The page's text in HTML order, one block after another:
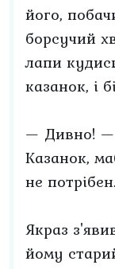
його,
борсучий
лапи
казанок, і
— Дивно! —
Казанок,
не
Якраз
йому